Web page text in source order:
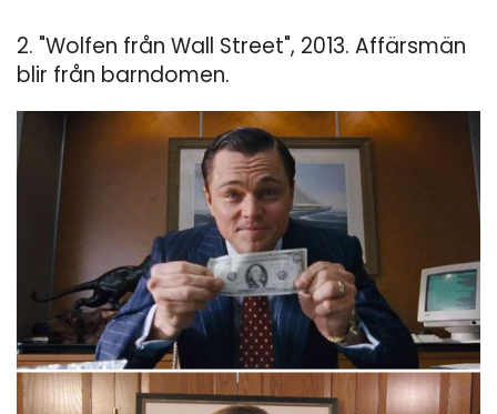
2. "Wolfen från Wall Street", 2013. Affärsmän
blir från barndomen.